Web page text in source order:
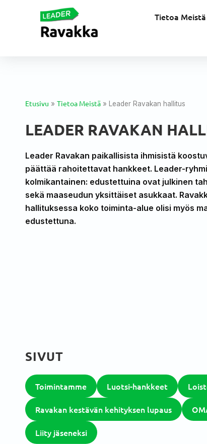
Tietoa Meistä
Etusivu » Tietoa Meistä » Leader Ravakan hallitus
LEADER RAVAKAN
Leader Ravakan paikallisista ihmisistä
päättää rahoitettavat hankkeet. Leader-
kolmikantainen: edustettuina ovat julkinen
sekä maaseudun yksittäiset asukkaat.
hallituksessa koko toiminta-alue olisi myös
edustettuna.
SIVUT
Toimintamme Luotsi-hankkeet
Ravakan kestävän kehityksen lupaus
Liity jäseneksi